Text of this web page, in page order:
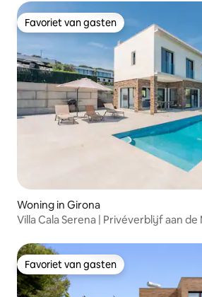
Favoriet van gasten
Favoriet van gasten
Woning in Girona
Villa Cala Serena | Privéverblijf aan
Favoriet van gasten
Favoriet van gasten